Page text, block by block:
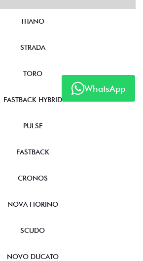
WhatsApp
TITANO
STRADA
TORO
FASTBACK HYBRID
PULSE
FASTBACK
CRONOS
NOVA FIORINO
SCUDO
NOVO DUCATO